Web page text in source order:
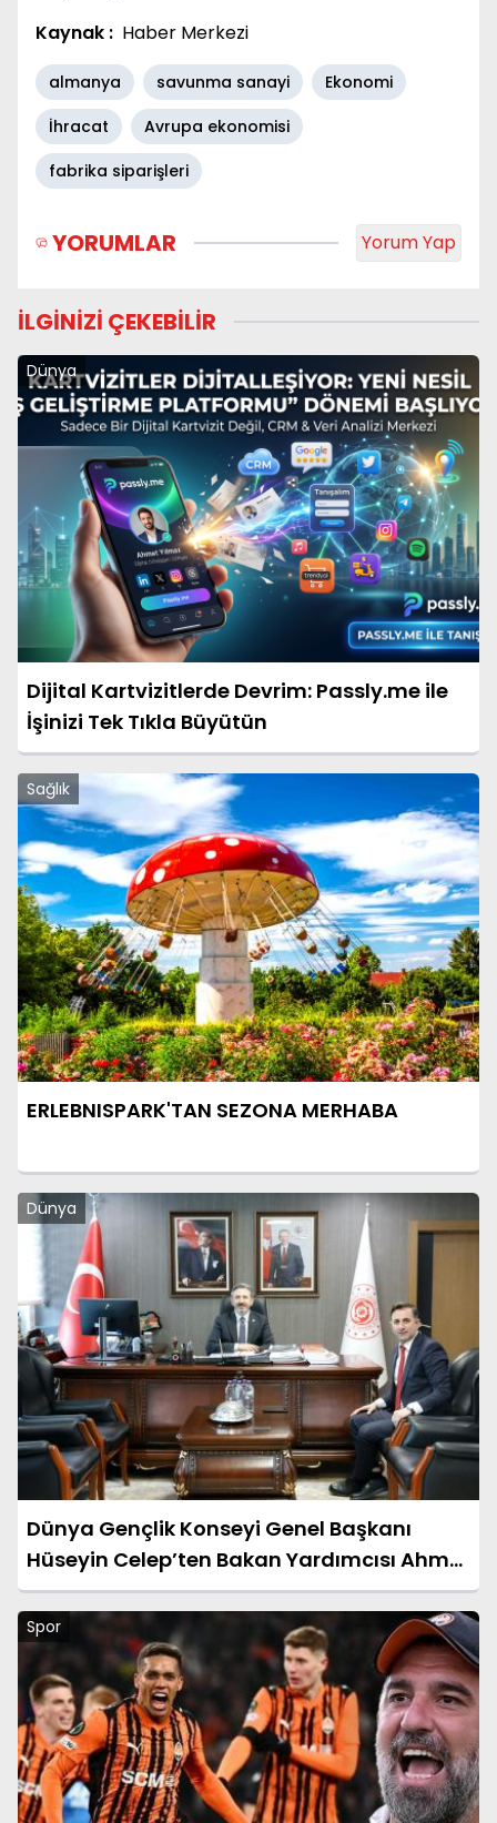
Kaynak : Haber Merkezi
almanya savunma sanayi
Ekonomi
İhracat
Avrupa ekonomisi
fabrika siparişleri
YORUMLAR Yorum Yap
İLGİNİZİ ÇEKEBİLİR
Dünya
Dijital Kartvizitlerde Devrim: Passly.me ile
İşinizi Tek Tıkla Büyütün
Sağlık
ERLEBNISPARK'TAN SEZONA MERHABA
Dünya
Dünya Gençlik Konseyi Genel Başkanı
Hüseyin Celep’ten Bakan Yardımcısı Ahmet
Aydın’a Ziyaret
Spor